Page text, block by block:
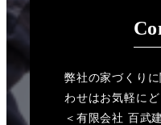
弊社の家づくり
わせはお気軽に
＜有限会社 百武